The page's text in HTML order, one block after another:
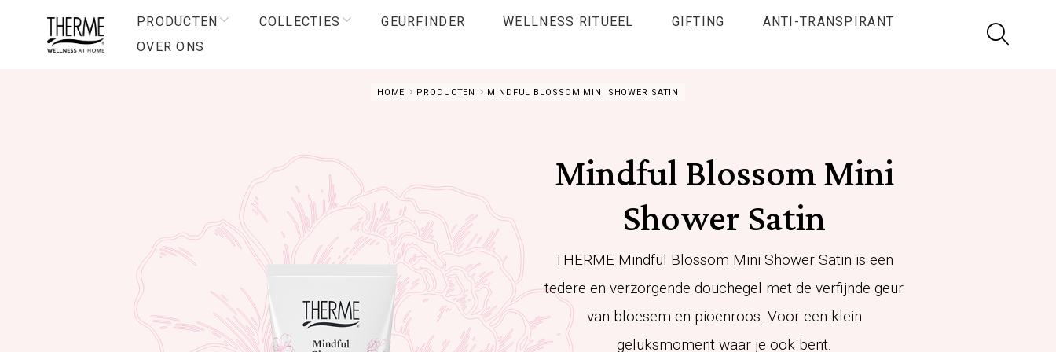
PRODUCTEN COLLECTIES GEURFINDER WELLNESS RITUEEL GIFTING
ANTI-TRANSPIRANT
OVER ONS
naar
HOME PRODUCTEN MINDFUL BLOSSOM MINI SHOWER SATIN
Mindful Blossom Mini
Shower Satin
THERME Mindful Blossom Mini Shower Satin is een
tedere en verzorgende douchegel met de verfijnde geur
van bloesem en pioenroos. Voor een klein
geluksmoment waar je ook bent.